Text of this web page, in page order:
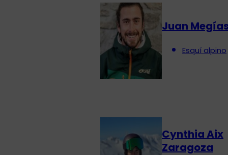
Juan
Esquí alpino
Cynthia Aix
Zaragoza